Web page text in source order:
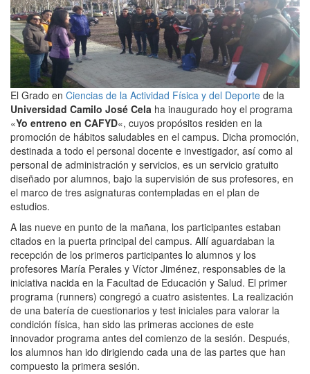
El Grado en Ciencias de la Actividad Física y del Deporte de la
Universidad Camilo José Cela ha inaugurado hoy el programa
«Yo entreno en CAFYD«, cuyos propósitos residen en la
promoción de hábitos saludables en el campus. Dicha promoción,
destinada a todo el personal docente e investigador, así como al
personal de administración y servicios, es un servicio gratuito
diseñado por alumnos, bajo la supervisión de sus profesores, en
el marco de tres asignaturas contempladas en el plan de
estudios.
A las nueve en punto de la mañana, los participantes estaban
citados en la puerta principal del campus. Allí aguardaban la
recepción de los primeros participantes lo alumnos y los
profesores María Perales y Víctor Jiménez, responsables de la
iniciativa nacida en la Facultad de Educación y Salud. El primer
programa (runners) congregó a cuatro asistentes. La realización
de una batería de cuestionarios y test iniciales para valorar la
condición física, han sido las primeras acciones de este
innovador programa antes del comienzo de la sesión. Después,
los alumnos han ido dirigiendo cada una de las partes que han
compuesto la primera sesión.